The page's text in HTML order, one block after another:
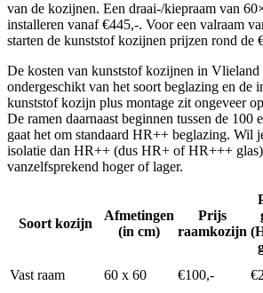
van de kozijnen. Een draai-/kiepraam van
installeren vanaf €445,-. Voor een valraam
starten de kunststof kozijnen prijzen rond de
De kosten van kunststof kozijnen in Vlieland
ondergeschikt van het soort beglazing en de
kunststof kozijn plus montage zit ongeveer
De ramen daarnaast beginnen tussen de 100
gaat het om standaard HR++ beglazing. Wil
isolatie dan HR++ (dus HR+ of HR+++
vanzelfsprekend hoger of lager.
Soort kozijn
Afmetingen
(in cm)
Prijs
raamkozijn
Vast raam 60 x 60 €100,-